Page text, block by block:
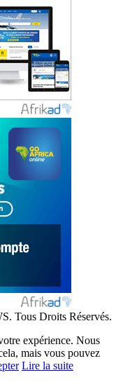
Tous Droits Réservés.
expérience. Nous
mais vous pouvez
Lire la suite